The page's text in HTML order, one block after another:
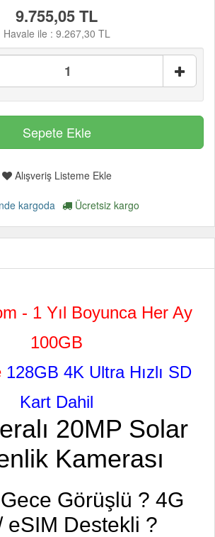
9.755,05 TL
Havale ile : 9.267,30 TL
Alışveriş Listeme Ekle
kargoda Ücretsiz kargo
- 1 Yıl Boyunca Her Ay
100GB
128GB 4K Ultra Hızlı SD
Kart Dahil
20MP Solar
Kamerası
Görüşlü ? 4G
eSIM Destekli ?